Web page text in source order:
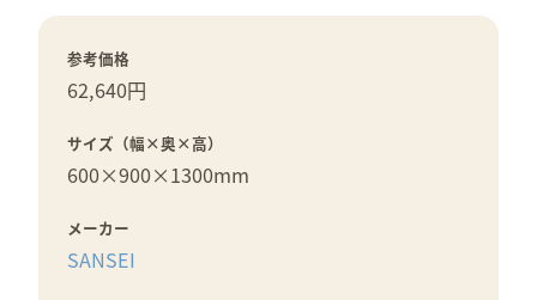
参考価格
62,640円
サイズ（幅×奥×高）
600×900×1300mm
メーカー
SANSEI